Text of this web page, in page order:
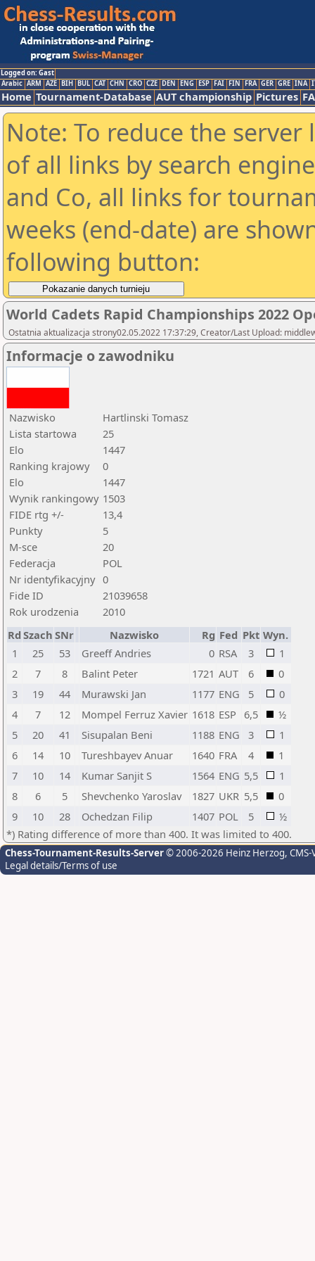
Logged on: Gast
Arabic ARM AZE BIH BUL CAT CHN CRO CZE DEN ENG ESP FAI FIN FRA GER GRE INA
Home Tournament-Database AUT championship Pictures
Note: To reduce the
of all links by search
and Co, all links for
weeks (end-date) are
following button:
World Cadets Rapid Championships 2022
Ostatnia aktualizacja strony02.05.2022 17:37:29, Creator/Last Upload:
Informacje o zawodniku
Nazwisko
Hartlinski Tomasz
Lista startowa
25
Elo
1447
Ranking krajowy
0
Elo
1447
Wynik rankingowy 1503
FIDE rtg +/-
13,4
Punkty
5
M-sce
20
Federacja
POL
Nr identyfikacyjny 0
Fide ID
21039658
Rok urodzenia
2010
Rd Szach SNr Nazwisko Rg Fed Pkt Wyn.
1
25 53 Greeff Andries 0 RSA 3
1
2
7 8 Balint Peter 1721 AUT 6
0
3
19 44 Murawski Jan 1177 ENG 5
0
4
7 12 Mompel Ferruz Xavier 1618 ESP 6,5
½
5
20 41 Sisupalan Beni 1188 ENG 3
1
6
14 10 Tureshbayev Anuar 1640 FRA 4
1
7
10 14 Kumar Sanjit S 1564 ENG 5,5
1
8
6 5 Shevchenko Yaroslav 1827 UKR 5,5
0
9
10 28 Ochedzan Filip 1407 POL 5
½
*) Rating difference of more than 400. It was limited to 400.
Chess-Tournament-Results-Server© 2006-2026 Heinz Herzog,
Legal details/Terms of use